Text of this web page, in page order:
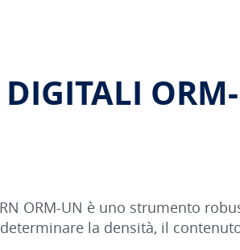
DIGITALI
ORM-UN è uno strumento
la densità, il